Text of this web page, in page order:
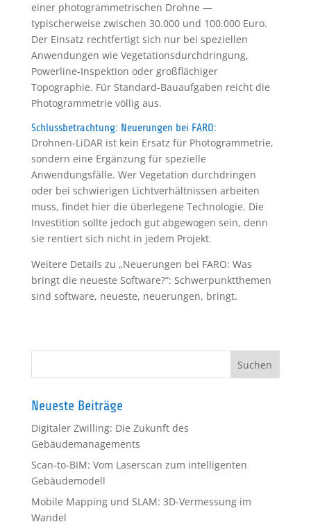
einer photogrammetrischen Drohne —
typischerweise zwischen 30.000 und 100.000 Euro.
Der Einsatz rechtfertigt sich nur bei speziellen
Anwendungen wie Vegetationsdurchdringung,
Powerline-Inspektion oder großflächiger
Topographie. Für Standard-Bauaufgaben reicht die
Photogrammetrie völlig aus.
Schlussbetrachtung: Neuerungen bei FARO:
Drohnen-LiDAR ist kein Ersatz für Photogrammetrie,
sondern eine Ergänzung für spezielle
Anwendungsfälle. Wer Vegetation durchdringen
oder bei schwierigen Lichtverhältnissen arbeiten
muss, findet hier die überlegene Technologie. Die
Investition sollte jedoch gut abgewogen sein, denn
sie rentiert sich nicht in jedem Projekt.
Weitere Details zu „Neuerungen bei FARO: Was
bringt die neueste Software?“: Schwerpunktthemen
sind software, neueste, neuerungen, bringt.
Neueste Beiträge
Digitaler Zwilling: Die Zukunft des
Gebäudemanagements
Scan-to-BIM: Vom Laserscan zum intelligenten
Gebäudemodell
Mobile Mapping und SLAM: 3D-Vermessung im
Wandel